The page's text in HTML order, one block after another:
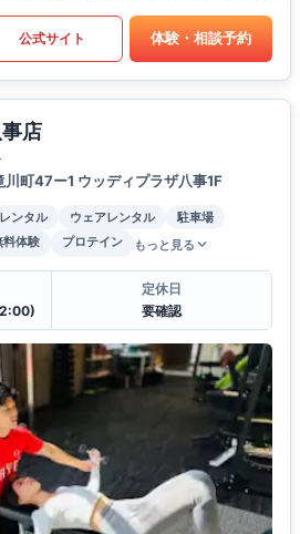
公式サイト 体験・相談予約
店
町47ー1 ウッディプラザ八事1F
ンタル ウェアレンタル
駐車場
料体験 プロテイン もっと見る
定休日
要確認